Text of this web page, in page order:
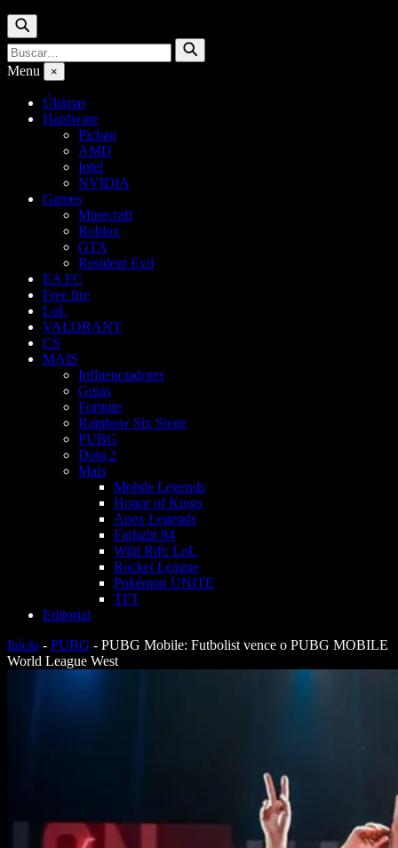
Buscar
Buscar
por:
Buscar
Menu ×
Últimas
Hardware
Pichau
AMD
Intel
NVIDIA
Games
Minecraft
Roblox
GTA
Resident Evil
EA FC
Free fire
LoL
VALORANT
CS
MAIS
Influenciadores
Guias
Fortnite
Rainbow Six Siege
PUBG
Dota 2
Mais
Mobile Legends
Honor of Kings
Apex Legends
Farlight 84
Wild Rift: LoL
Rocket League
Pokémon UNITE
TFT
Editorial
Início - PUBG - PUBG Mobile: Futbolist vence o PUBG MOBILE
World League West